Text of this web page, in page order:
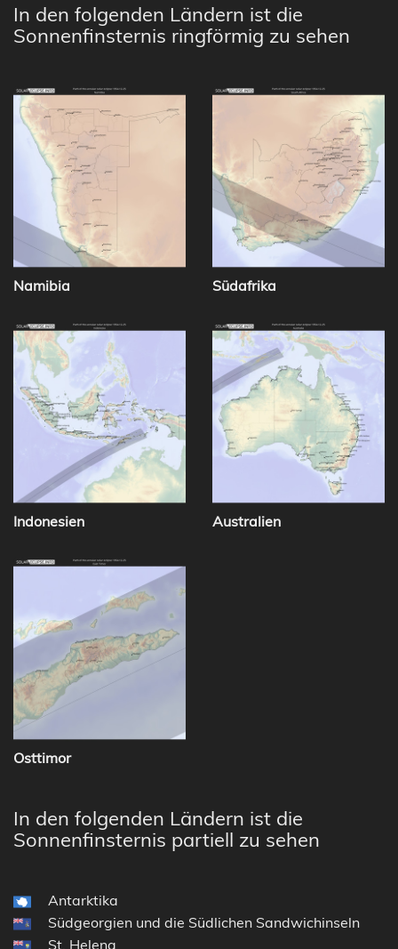
In den folgenden Ländern ist die
Sonnenfinsternis ringförmig zu sehen
Namibia Südafrika
Indonesien Australien
Osttimor
In den folgenden Ländern ist die
Sonnenfinsternis partiell zu sehen
Antarktika
Südgeorgien und die Südlichen Sandwichinseln
St. Helena